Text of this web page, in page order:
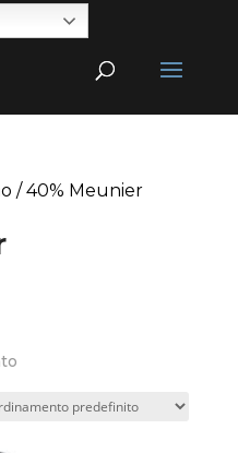
/ 40% Meunier